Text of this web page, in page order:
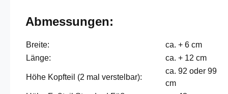
Abmessungen:
Breite:
ca. + 6 cm
Länge:
ca. + 12 cm
Höhe Kopfteil (2 mal verstelbar):
ca. 92 oder 99
cm